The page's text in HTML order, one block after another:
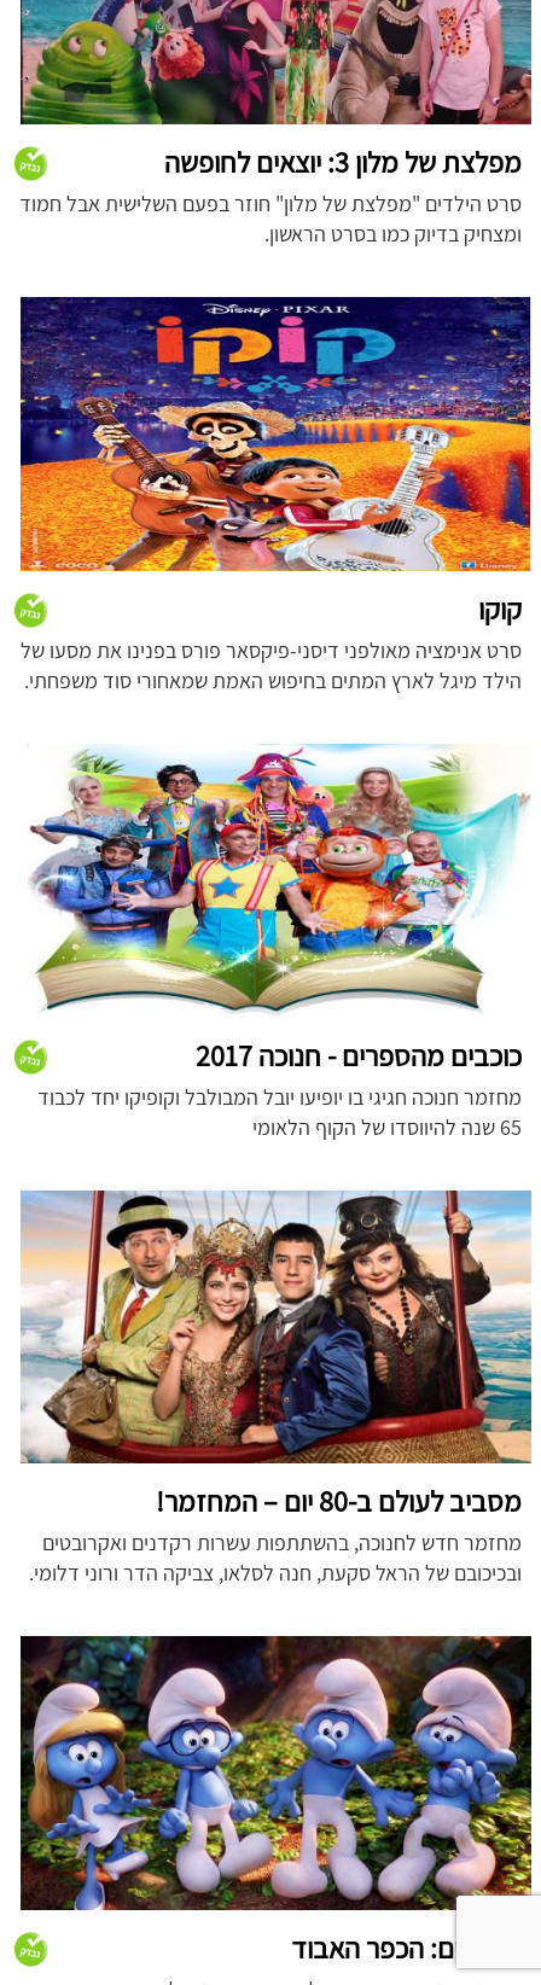
מפלצת של מלון 3: יוצאים לחופשה
סרט הילדים "מפלצת של מלון" חוזר בפעם השלישית אבל חמוד
ומצחיק בדיוק כמו בסרט הראשון.
קוקו
סרט אנימציה מאולפני דיסני-פיקסאר פורס בפנינו את מסעו של
הילד מיגל לארץ המתים בחיפוש האמת שמאחורי סוד משפחתי.
כוכבים מהספרים - חנוכה 2017
מחזמר חנוכה חגיגי בו יופיעו יובל המבולבל וקופיקו יחד לכבוד
65 שנה להיווסדו של הקוף הלאומי
מסביב לעולם ב-80 יום – המחזמר!
מחזמר חדש לחנוכה, בהשתתפות עשרות רקדנים ואקרובטים
ובכיכובם של הראל סקעת, חנה לסלאו, צביקה הדר ורוני דלומי.
דרדסים: הכפר האבוד